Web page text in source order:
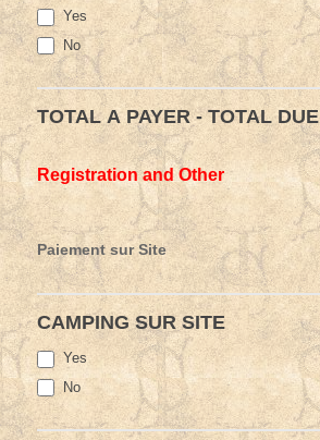
Yes
No
TOTAL A PAYER - TOTAL DUE
Registration and Other
Paiement sur Site
CAMPING SUR SITE
Yes
No